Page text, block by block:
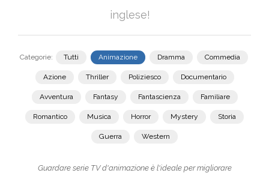
inglese!
Categorie: Tutti Animazione Dramma Commedia
Azione Thriller Poliziesco Documentario
Avventura Fantasy Fantascienza Familiare
Romantico Musica Horror Mystery Storia
Guerra Western
Guardare serie TV d'animazione è l'ideale per migliorare